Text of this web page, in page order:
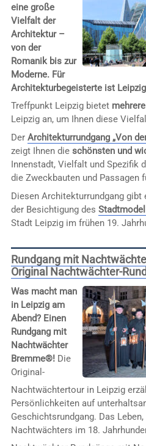
eine große
Vielfalt der
Architektur –
von der
Romanik bis zur
Moderne. Für
Architekturbegeisterte ist
Treffpunkt Leipzig bietet
Leipzig an, um Ihnen diese
Der Architekturrundgang „Von
zeigt Ihnen die schönsten und
Innenstadt, Vielfalt und Spezifik
die Zweckbauten und Passagen
Diesen Architekturrundgang gibt
der Besichtigung des
Stadt Leipzig im frühen 19.
Rundgang mit
Original Nachtwächter-
Was macht man
in Leipzig am
Abend? Einen
Rundgang mit
Nachtwächter
Bremme®!Die
Original-
Nachtwächtertour in Leipzig
Persönlichkeiten auf
Geschichtsrundgang. Das
Nachtwächters im 18.